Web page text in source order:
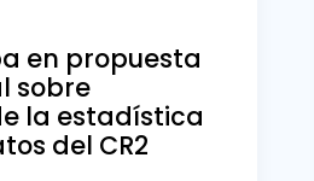
en propuesta
sobre
la estadística
del CR2